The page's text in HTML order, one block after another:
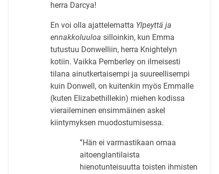
herra Darcya!
En voi olla ajattelematta Ylpeyttä ja
ennakkoluuloa silloinkin, kun Emma
tutustuu Donwelliin, herra Knightelyn
kotiin. Vaikka Pemberley on ilmeisesti
tilana ainutkertaisempi ja suureellisempi
kuin Donwell, on kuitenkin myös Emmalle
(kuten Elizabethillekin) miehen kodissa
vieraileminen ensimmäinen askel
kiintymyksen muodostumisessa.
”Hän ei varmastikaan omaa
aitoenglantilaista
hienotunteisuutta toisten ihmisten